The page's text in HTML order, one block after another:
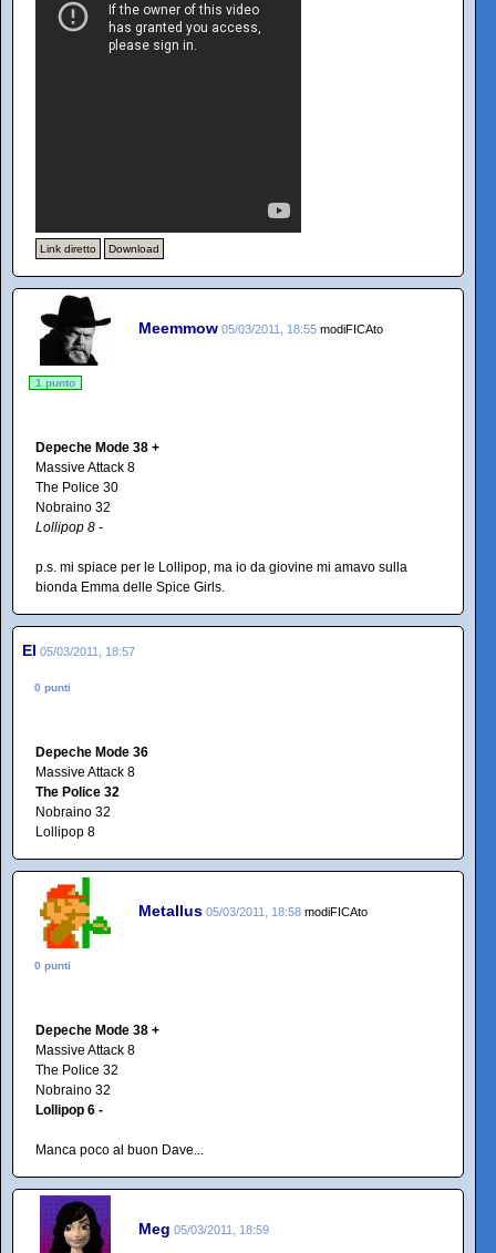
Link diretto Download
Meemmow 05/03/2011, 18:55 modiFICAto
1 punto
Depeche Mode 38 +
Massive Attack 8
The Police 30
Nobraino 32
Lollipop 8 -
p.s. mi spiace per le Lollipop, ma io da giovine mi amavo sulla
bionda Emma delle Spice Girls.
El 05/03/2011, 18:57
0 punti
Depeche Mode 36
Massive Attack 8
The Police 32
Nobraino 32
Lollipop 8
Metallus 05/03/2011, 18:58 modiFICAto
0 punti
Depeche Mode 38 +
Massive Attack 8
The Police 32
Nobraino 32
Lollipop 6 -
Manca poco al buon Dave...
Meg 05/03/2011, 18:59